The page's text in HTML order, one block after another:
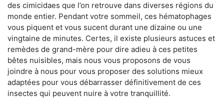
des cimicidaes que l’on retrouve dans diverses régions du
monde entier. Pendant votre sommeil, ces hématophages
vous piquent et vous sucent durant une dizaine ou une
vingtaine de minutes. Certes, il existe plusieurs astuces et
remèdes de grand-mère pour dire adieu à ces petites
bêtes nuisibles, mais nous vous proposons de vous
joindre à nous pour vous proposer des solutions mieux
adaptées pour vous débarrasser définitivement de ces
insectes qui peuvent nuire à votre tranquillité.